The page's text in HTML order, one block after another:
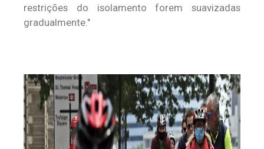
restrições do isolamento forem suavizadas
gradualmente."